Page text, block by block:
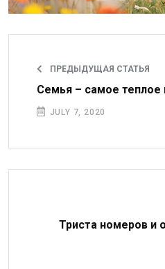
ПРЕДЫДУЩАЯ СТАТЬЯ
Семья – самое теплое
JULY 7, 2020
Триста номеров и